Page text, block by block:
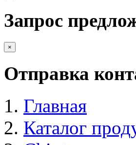
Запрос
×
Отправка
Главная
Каталог